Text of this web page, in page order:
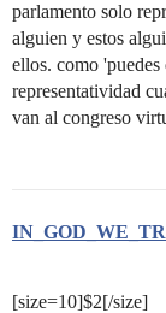
parlamento solo
alguien y estos
ellos. como
representatividad
van al congreso
[size=10]$2[/size]